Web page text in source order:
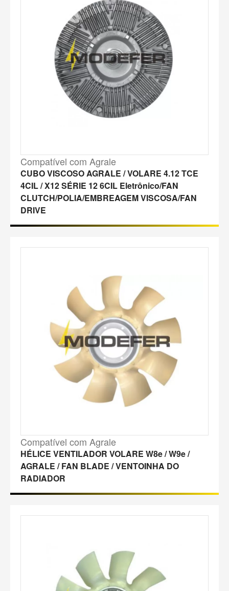
Compatível com Agrale
CUBO VISCOSO AGRALE / VOLARE 4.12 TCE
4CIL / X12 SÉRIE 12 6CIL Eletrônico/FAN
CLUTCH/POLIA/EMBREAGEM VISCOSA/FAN
DRIVE
Compatível com Agrale
HÉLICE VENTILADOR VOLARE W8e / W9e /
AGRALE / FAN BLADE / VENTOINHA DO
RADIADOR